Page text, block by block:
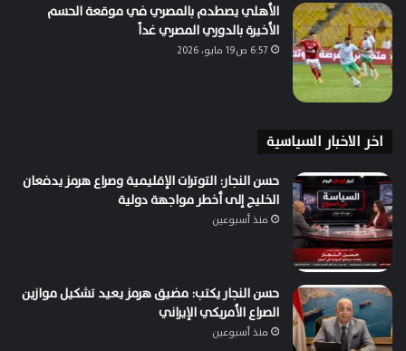
الأهلي يصطدم بالمصري في موقعة الحسم
الأخيرة بالدوري المصري غداً
6:57 ص19 مايو، 2026
اخر الاخبار السياسية
حسن النجار: التوترات الإقليمية وصراع هرمز يدفعان
الخليج إلى أخطر مواجهة دولية
منذ أسبوعين
حسن النجار يكتب: مضيق هرمز يعيد تشكيل موازين
الصراع الأمريكي الإيراني
منذ أسبوعين